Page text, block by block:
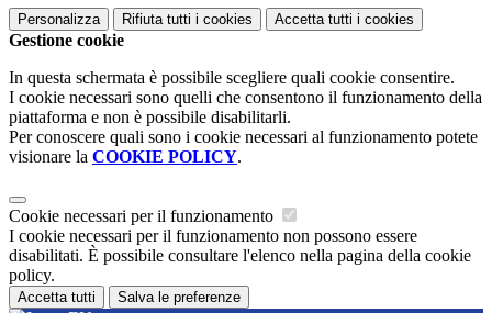
Personalizza Rifiuta tutti i cookies Accetta tutti i cookies
Gestione cookie
In questa schermata è possibile scegliere quali cookie consentire.
I cookie necessari sono quelli che consentono il funzionamento della
piattaforma e non è possibile disabilitarli.
Per conoscere quali sono i cookie necessari al funzionamento potete
visionare la COOKIE POLICY.
Cookie necessari per il funzionamento
I cookie necessari per il funzionamento non possono essere
disabilitati. È possibile consultare l'elenco nella pagina della cookie
policy.
Accetta tutti Salva le preferenze